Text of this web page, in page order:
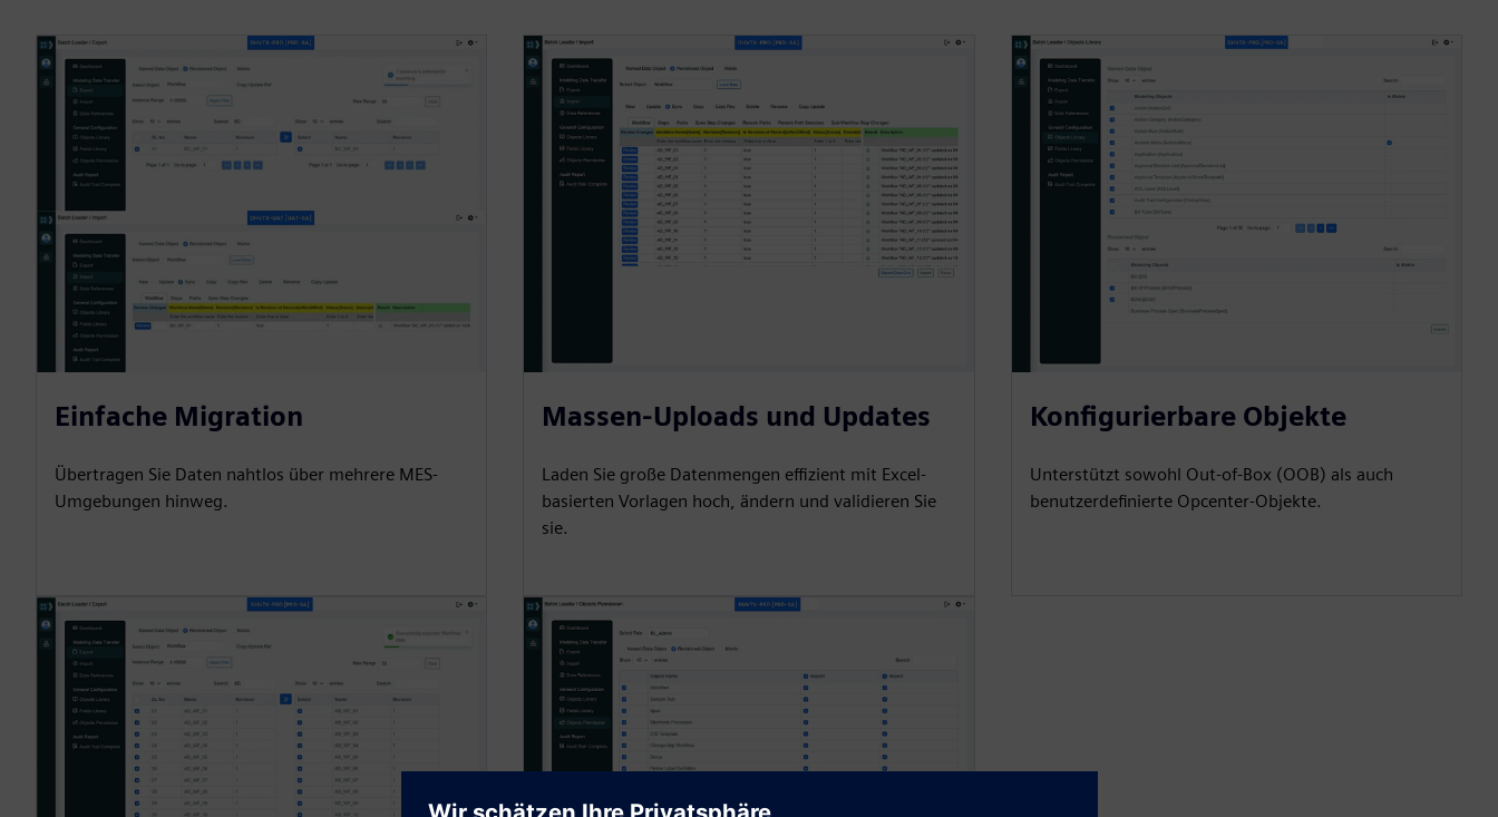
Einfache Migration
Übertragen Sie Daten nahtlos über mehrere MES-
Umgebungen hinweg.
Massen-Uploads und Updates
Laden Sie große Datenmengen effizient mit Excel-
basierten Vorlagen hoch, ändern und validieren Sie
sie.
Konfigurierbare Objekte
Unterstützt sowohl Out-of-Box (OOB) als auch
benutzerdefinierte Opcenter-Objekte.